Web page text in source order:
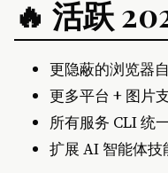
🔥 活跃
更隐蔽的浏览器
更多平台 + 图片
所有服务 CLI 统
扩展 AI 智能体技